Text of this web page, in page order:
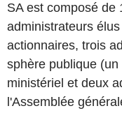
SA est composé de
administrateurs
actionnaires, trois
sphère publique
ministériel et deux
l'Assemblée